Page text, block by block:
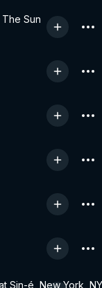
Sun
Sin-é, New York,